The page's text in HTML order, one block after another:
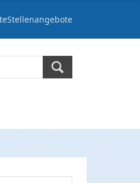
Stellenangebote